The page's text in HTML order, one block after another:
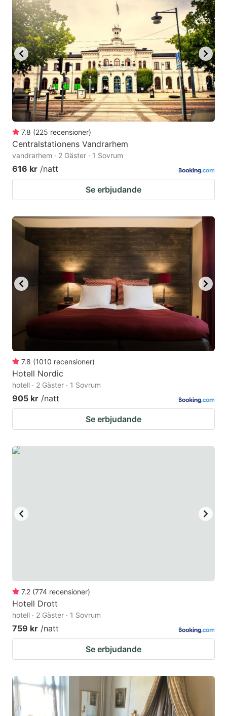
7.8 (225 recensioner)
Centralstationens Vandrarhem
vandrarhem · 2 Gäster · 1 Sovrum
616 kr /natt
Se erbjudande
7.8 (1010 recensioner)
Hotell Nordic
hotell · 2 Gäster · 1 Sovrum
905 kr /natt
Se erbjudande
7.2 (774 recensioner)
Hotell Drott
hotell · 2 Gäster · 1 Sovrum
759 kr /natt
Se erbjudande